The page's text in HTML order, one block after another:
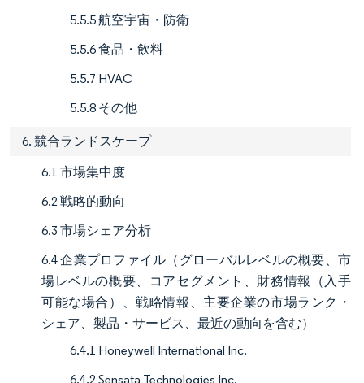
5.5.5 航空宇宙・防衛
5.5.6 食品・飲料
5.5.7 HVAC
5.5.8 その他
6. 競合ランドスケープ
6.1 市場集中度
6.2 戦略的動向
6.3 市場シェア分析
6.4 企業プロファイル（グローバルレベルの概要、市
場レベルの概要、コアセグメント、財務情報（入手
可能な場合）、戦略情報、主要企業の市場ランク・
シェア、製品・サービス、最近の動向を含む）
6.4.1 Honeywell International Inc.
6.4.2 Sensata Technologies Inc.